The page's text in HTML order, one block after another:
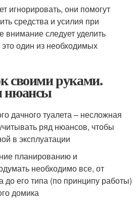
игнорировать, они помогут
средства и усилия при
внимание следует уделить
один из необходимых
своими руками.
нюансы
дачного туалета – несложная
ряд нюансов, чтобы
в эксплуатации
планированию и
необходимо все, от
до его типа (по принципу работы)
домика